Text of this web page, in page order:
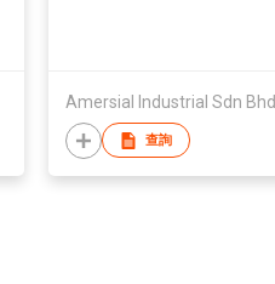
Amersial Industrial Sdn Bhd
查詢